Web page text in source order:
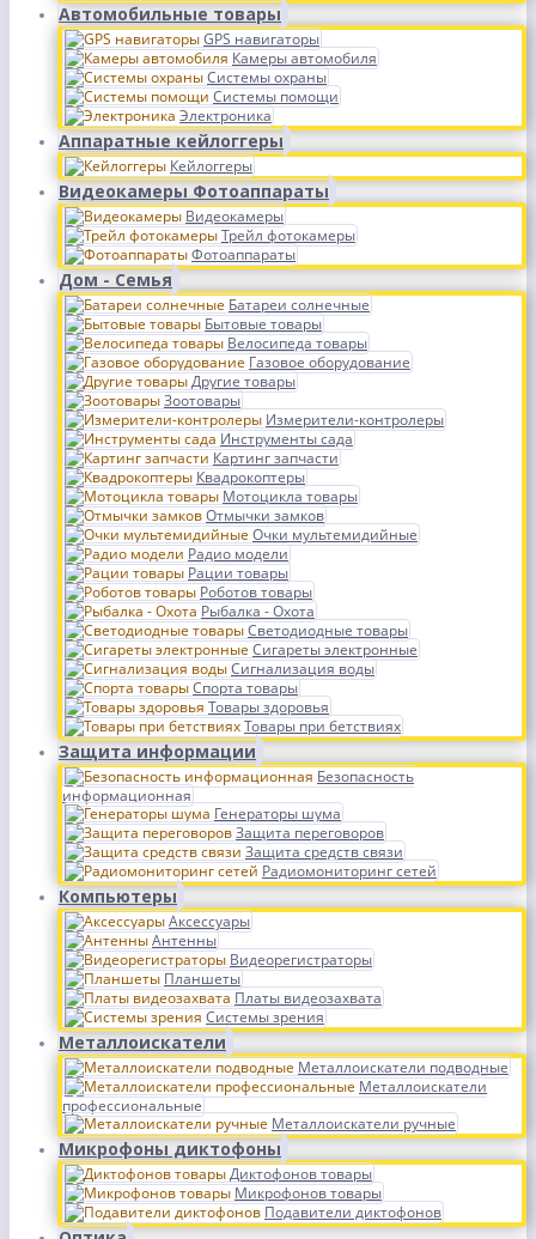
Автомобильные товары
GPS навигаторы
Камеры автомобиля
Системы охраны
Системы помощи
Электроника
Аппаратные кейлоггеры
Кейлоггеры
Видеокамеры Фотоаппараты
Видеокамеры
Трейл фотокамеры
Фотоаппараты
Дом - Семья
Батареи солнечные
Бытовые товары
Велосипеда товары
Газовое оборудование
Другие товары
Зоотовары
Измерители-контролеры
Инструменты сада
Картинг запчасти
Квадрокоптеры
Мотоцикла товары
Отмычки замков
Очки мультемидийные
Радио модели
Рации товары
Роботов товары
Рыбалка - Охота
Светодиодные товары
Сигареты электронные
Сигнализация воды
Спорта товары
Товары здоровья
Товары при бетствиях
Защита информации
Безопасность
информационная
Генераторы шума
Защита переговоров
Защита средств связи
Радиомониторинг сетей
Компьютеры
Аксессуары
Антенны
Видеорегистраторы
Планшеты
Платы видеозахвата
Системы зрения
Металлоискатели
Металлоискатели подводные
Металлоискатели
профессиональные
Металлоискатели ручные
Микрофоны диктофоны
Диктофонов товары
Микрофонов товары
Подавители диктофонов